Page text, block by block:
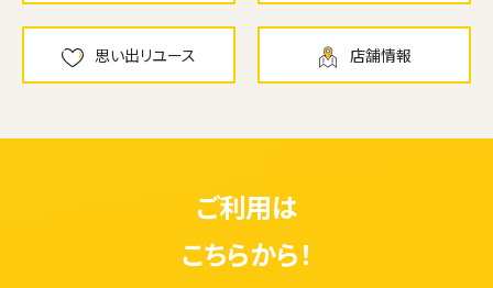
思い出リユース 店舗情報
ご利用は
こちらから！